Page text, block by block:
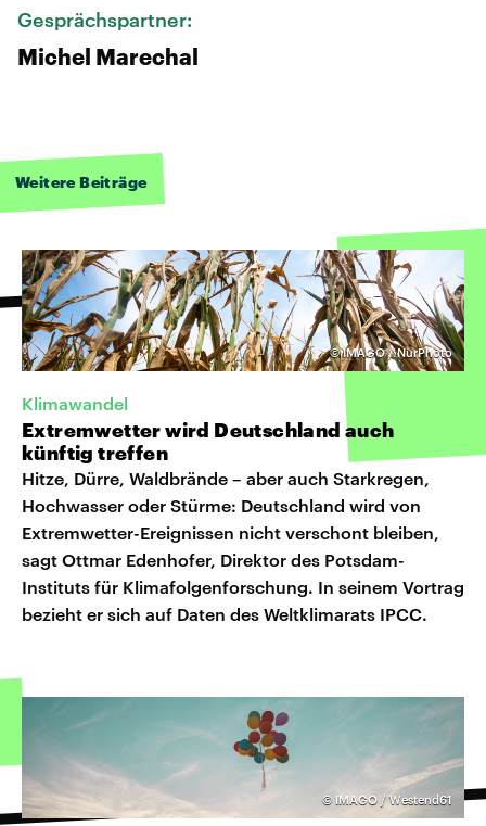
Gesprächspartner:
Michel Marechal
Weitere Beiträge
©IMAGO / NurPhoto
Klimawandel
Extremwetter wird Deutschland auch
künftig treffen
Hitze, Dürre, Waldbrände – aber auch Starkregen,
Hochwasser oder Stürme: Deutschland wird von
Extremwetter-Ereignissen nicht verschont bleiben,
sagt Ottmar Edenhofer, Direktor des Potsdam-
Instituts für Klimafolgenforschung. In seinem Vortrag
bezieht er sich auf Daten des Weltklimarats IPCC.
© IMAGO / Westend61